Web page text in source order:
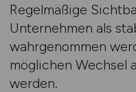
Regelmäßige
Unternehmen als
wahrgenommen
möglichen Wechsel
werden.